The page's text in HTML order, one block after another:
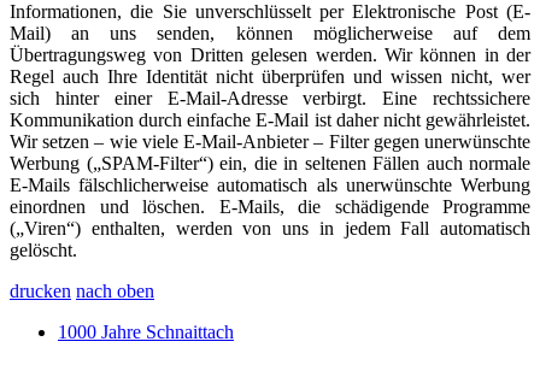
Informationen, die Sie unverschlüsselt per Elektronische Post (E-
Mail) an uns senden, können möglicherweise auf dem
Übertragungsweg von Dritten gelesen werden. Wir können in der
Regel auch Ihre Identität nicht überprüfen und wissen nicht, wer
sich hinter einer E-Mail-Adresse verbirgt. Eine rechtssichere
Kommunikation durch einfache E-Mail ist daher nicht gewährleistet.
Wir setzen – wie viele E-Mail-Anbieter – Filter gegen unerwünschte
Werbung („SPAM-Filter“) ein, die in seltenen Fällen auch normale
E-Mails fälschlicherweise automatisch als unerwünschte Werbung
einordnen und löschen. E-Mails, die schädigende Programme
(„Viren“) enthalten, werden von uns in jedem Fall automatisch
gelöscht.
drucken nach oben
1000 Jahre Schnaittach